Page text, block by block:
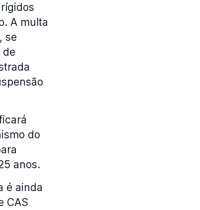
A multa
se
de
do
anos.
é ainda
CAS